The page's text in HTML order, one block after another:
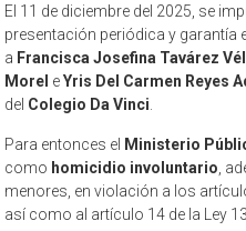
El 11 de diciembre del 2025, se
presentación periódica y garantía
a Francisca Josefina Tavárez
Morel eYris Del Carmen Reyes
del Colegio Da Vinci
Para entonces el Ministerio
como homicidio involuntario ,
menores, en violación a los
así como al artículo 14 de la Ley